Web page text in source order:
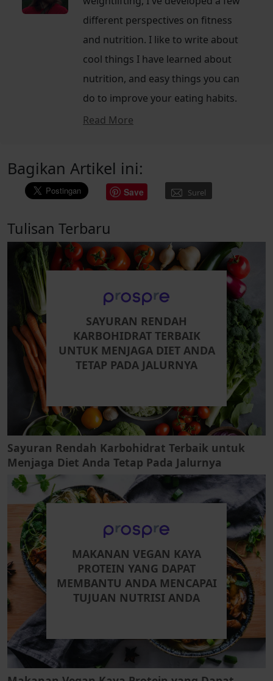
different perspectives on fitness
and nutrition. I like to write about
cool things I have learned about
nutrition, and easy things you can
do to improve your eating habits.
Read More
Bagikan Artikel ini:
Save Surel
Tulisan Terbaru
SAYURAN RENDAH
KARBOHIDRAT TERBAIK
UNTUK MENJAGA DIET ANDA
TETAP PADA JALURNYA
Sayuran Rendah Karbohidrat Terbaik untuk
Menjaga Diet Anda Tetap Pada Jalurnya
MAKANAN VEGAN KAYA
PROTEIN YANG DAPAT
MEMBANTU ANDA MENCAPAI
TUJUAN NUTRISI ANDA